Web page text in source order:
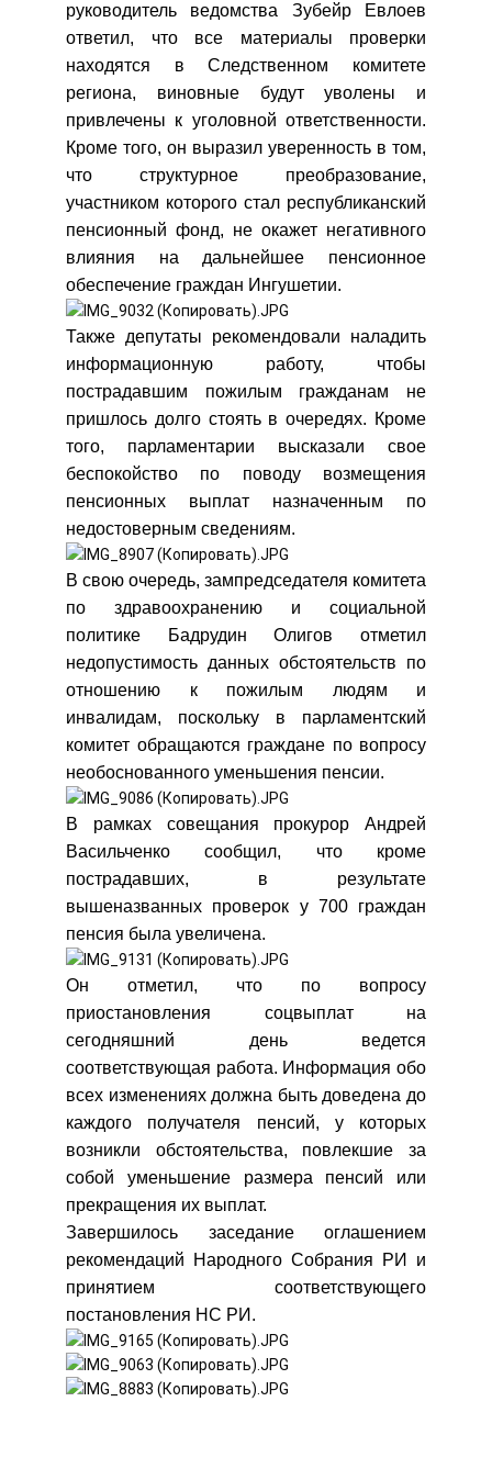
руководитель ведомства Зубейр Евлоев
ответил, что все материалы проверки
находятся в Следственном комитете
региона, виновные будут уволены и
привлечены к уголовной ответственности.
Кроме того, он выразил уверенность в том,
что структурное преобразование,
участником которого стал республиканский
пенсионный фонд, не окажет негативного
влияния на дальнейшее пенсионное
обеспечение граждан Ингушетии.
Также депутаты рекомендовали наладить
информационную работу, чтобы
пострадавшим пожилым гражданам не
пришлось долго стоять в очередях. Кроме
того, парламентарии высказали свое
беспокойство по поводу возмещения
пенсионных выплат назначенным по
недостоверным сведениям.
В свою очередь, зампредседателя комитета
по здравоохранению и социальной
политике Бадрудин Олигов отметил
недопустимость данных обстоятельств по
отношению к пожилым людям и
инвалидам, поскольку в парламентский
комитет обращаются граждане по вопросу
необоснованного уменьшения пенсии.
В рамках совещания прокурор Андрей
Васильченко сообщил, что кроме
пострадавших, в результате
вышеназванных проверок у 700 граждан
пенсия была увеличена.
Он отметил, что по вопросу
приостановления соцвыплат на
сегодняшний день ведется
соответствующая работа. Информация обо
всех изменениях должна быть доведена до
каждого получателя пенсий, у которых
возникли обстоятельства, повлекшие за
собой уменьшение размера пенсий или
прекращения их выплат.
Завершилось заседание оглашением
рекомендаций Народного Собрания РИ и
принятием соответствующего
постановления НС РИ.